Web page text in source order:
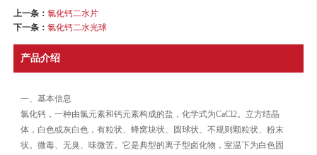
上一条：氯化钙二水片
下一条：氯化钙二水光球
产品介绍
一、基本信息
氯化钙，一种由氯元素和钙元素构成的盐，化学式为CaCl2。立方结晶
体，白色或灰白色，有粒状、蜂窝块状、圆球状、不规则颗粒状、粉末
状。微毒、无臭、味微苦。它是典型的离子型卤化物，室温下为白色固